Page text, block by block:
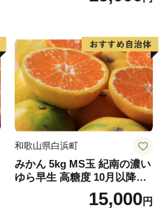
和歌山県白浜町
みかん 5kg MS玉 紀南の濃い
ゆら早生 高糖度 10月以降発
送 マルチ被覆栽培15,000円